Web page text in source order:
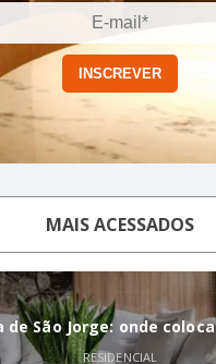
MAIS ACESSADOS
de São Jorge: onde
RESIDENCIAL